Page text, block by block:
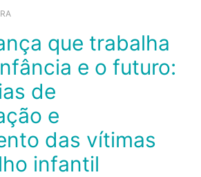
e o futuro:
de
e
das vítimas
infantil